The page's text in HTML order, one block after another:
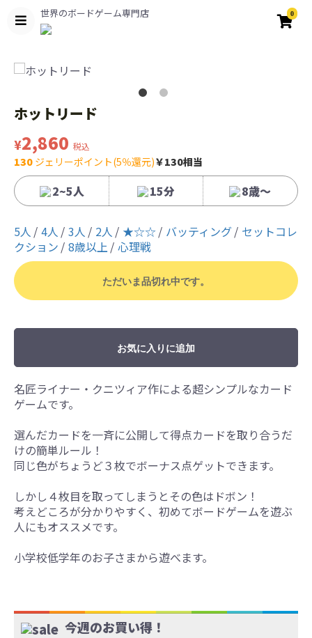
世界のボードゲーム専門店 0
ホットリード
¥2,860 税込
130 ジェリーポイント(5％還元)￥130相当
2~5人 15分 8歳〜
5人 4人 3人 2人 ★☆☆ バッティング
セットコレ
クション
8歳以上 心理戦
ただいま品切れ中です。
お気に入りに追加
名匠ライナー・クニツィア作による超シンプルなカード
ゲームです。
選んだカードを一斉に公開して得点カードを取り合うだ
けの簡単ルール！
同じ色がちょうど３枚でボーナス点ゲットできます。
しかし４枚目を取ってしまうとその色はドボン！
考えどころが分かりやすく、初めてボードゲームを遊ぶ
人にもオススメです。
小学校低学年のお子さまから遊べます。
今週のお買い得！